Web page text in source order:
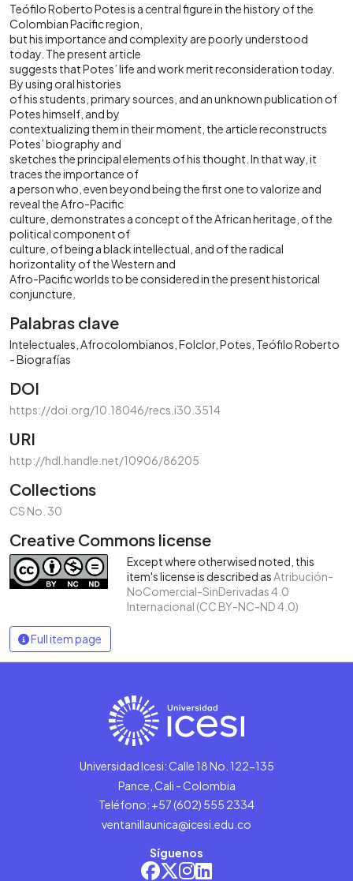
Teófilo Roberto Potes is a central figure in the history of the
Colombian Pacific region,
but his importance and complexity are poorly understood
today. The present article
suggests that Potes’ life and work merit reconsideration today.
By using oral histories
of his students, primary sources, and an unknown publication of
Potes himself, and by
contextualizing them in their moment, the article reconstructs
Potes’ biography and
sketches the principal elements of his thought. In that way, it
traces the importance of
a person who, even beyond being the first one to valorize and
reveal the Afro-Pacific
culture, demonstrates a concept of the African heritage, of the
political component of
culture, of being a black intellectual, and of the radical
horizontality of the Western and
Afro-Pacific worlds to be considered in the present historical
conjuncture.
Palabras clave
Intelectuales Afrocolombianos Folclor Potes, Teófilo Roberto
- Biografías
DOI
https://doi.org/10.18046/recs.i30.3514
URI
http://hdl.handle.net/10906/86205
Collections
CS No. 30
Creative Commons license
Except where otherwised noted, this
item's license is described asAtribución-
NoComercial-SinDerivadas 4.0
Internacional (CC BY-NC-ND 4.0)
Full item page
Universidad Icesi: Calle 18 No. 122-135
Pance, Cali - Colombia
Teléfono: +57 (602) 555 2334
ventanillaunica@icesi.edu.co
Síguenos